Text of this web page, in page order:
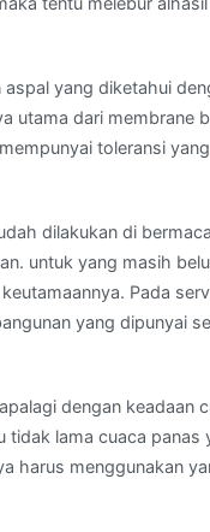
yang diketahui
utama dari membrane
toleransi
dilakukan di
untuk yang masih
Pada
yang dipunyai
dengan keadaan
lama cuaca
harus menggunakan